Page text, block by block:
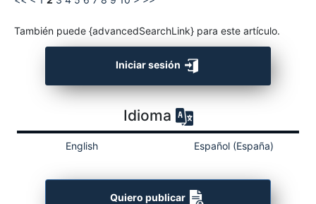
También puede {advancedSearchLink} para este artículo.
Iniciar sesión
Idioma
English Español (España)
Quiero publicar